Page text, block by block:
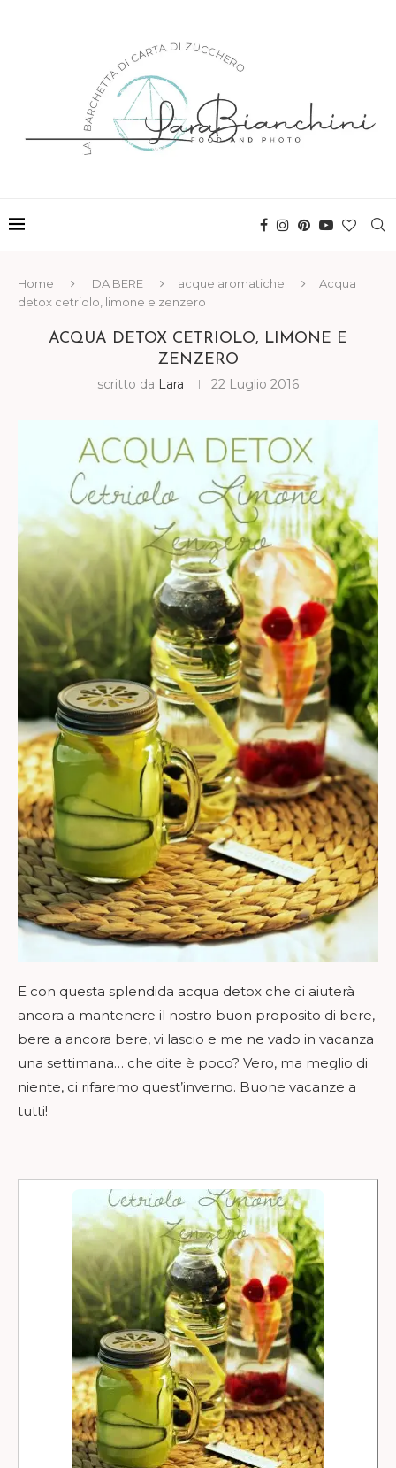
Home DA BERE acque aromatiche
Acqua
detox cetriolo, limone e zenzero
ACQUA DETOX CETRIOLO, LIMONE E
ZENZERO
scritto da Lara 22 Luglio 2016
E con questa splendida acqua detox che ci aiuterà
ancora a mantenere il nostro buon proposito di bere,
bere a ancora bere, vi lascio e me ne vado in vacanza
una settimana… che dite è poco? Vero, ma meglio di
niente, ci rifaremo quest’inverno. Buone vacanze a
tutti!